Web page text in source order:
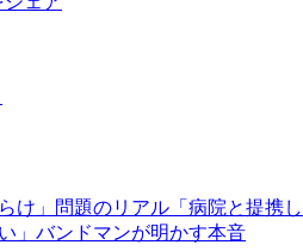
け」問題のリアル「病院と提携し
」バンドマンが明かす本音